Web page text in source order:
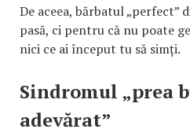
De aceea, bărbatul „perfect”
pasă, ci pentru că nu poate
nici ce ai început tu să simți.
Sindromul „prea
adevărat”